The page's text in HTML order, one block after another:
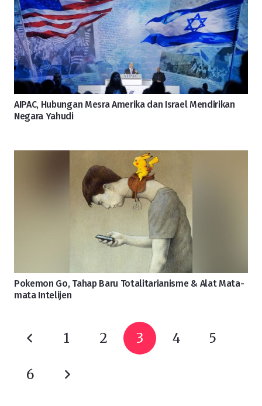
AIPAC, Hubungan Mesra Amerika dan Israel Mendirikan
Negara Yahudi
Pokemon Go, Tahap Baru Totalitarianisme & Alat Mata-
mata Intelijen
1 2 3 4 5
6